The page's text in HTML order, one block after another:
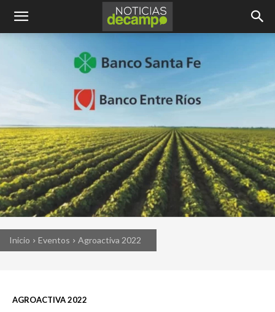
Inicio Eventos Agroactiva 2022
AGROACTIVA 2022